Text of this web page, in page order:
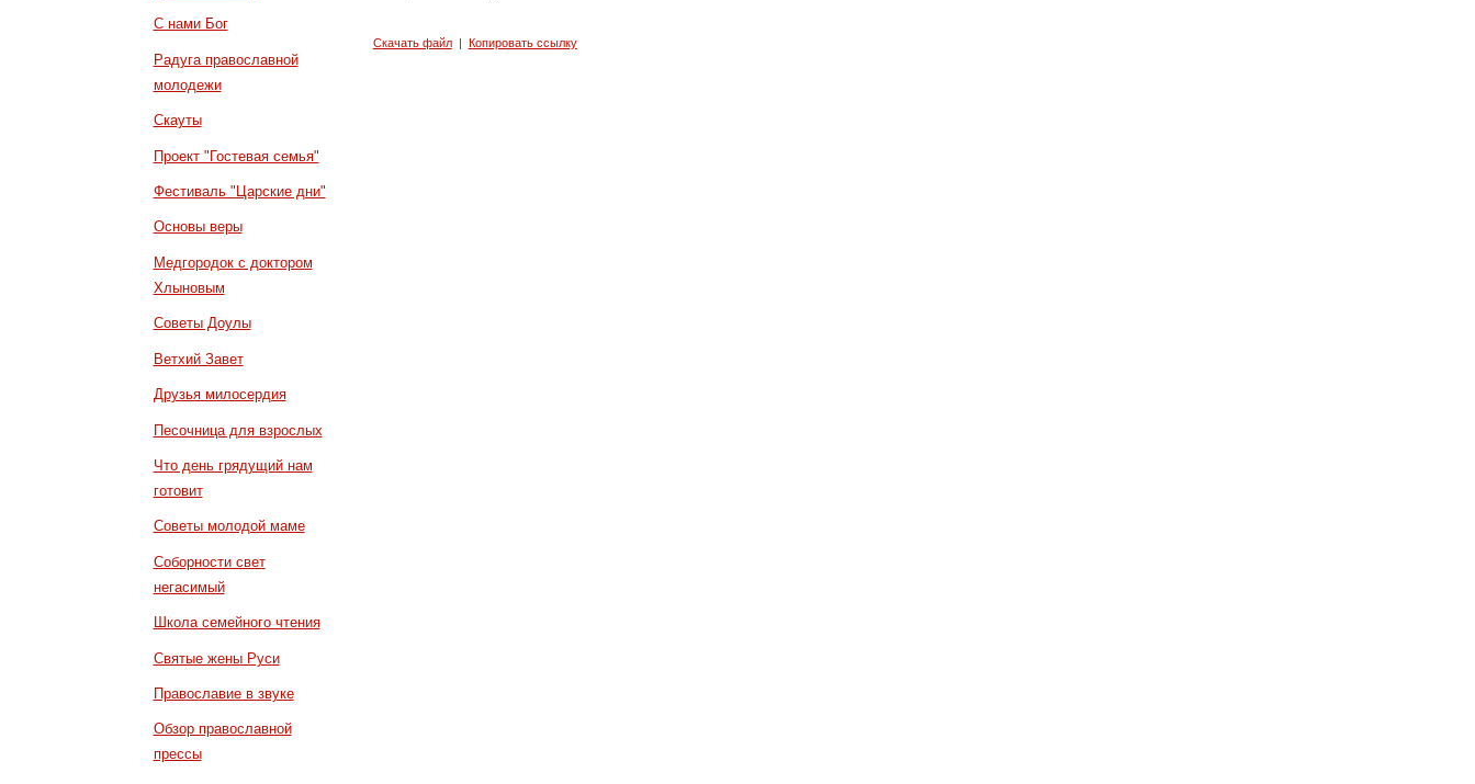
С нами Бог
Радуга православной
молодежи
Скауты
Проект "Гостевая семья"
Фестиваль "Царские дни"
Основы веры
Медгородок с доктором
Хлыновым
Советы Доулы
Ветхий Завет
Друзья милосердия
Песочница для взрослых
Что день грядущий нам
готовит
Советы молодой маме
Соборности свет
негасимый
Школа семейного чтения
Святые жены Руси
Православие в звуке
Обзор православной
прессы
Скачать файл| Копировать ссылку